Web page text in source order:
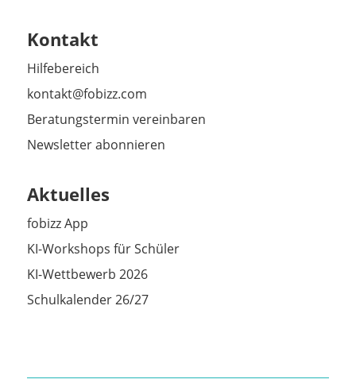
Kontakt
Hilfebereich
kontakt@fobizz.com
Beratungstermin vereinbaren
Newsletter abonnieren
Aktuelles
fobizz App
KI-Workshops für Schüler
KI-Wettbewerb 2026
Schulkalender 26/27